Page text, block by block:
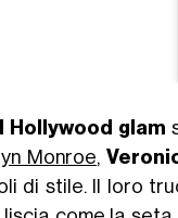
Hollywood glam
Monroe,
di stile. Il loro